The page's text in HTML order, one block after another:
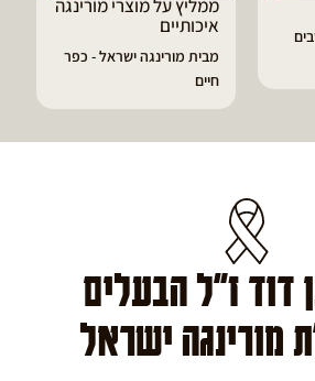
כפר
דיוויד ממליץ על טבליות
מורינגה
הפסקתי לסבול מהתקפי
גאוט ודלקות
דוד ז"ל הבעלים
מורינגה ישראל